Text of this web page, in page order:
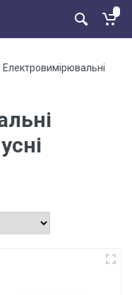
Електровимірювальні